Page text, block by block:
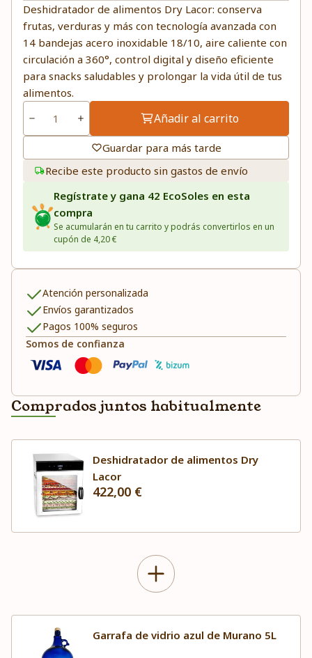
Deshidratador de alimentos Dry Lacor: conserva
frutas, verduras y más con tecnología avanzada con
14 bandejas acero inoxidable 18/10, aire caliente con
circulación a 360°, control digital y diseño eficiente
para snacks saludables y prolongar la vida útil de tus
alimentos.
Añadir al carrito
Guardar para más tarde
Recibe este producto sin gastos de envío
Regístrate y gana 42 EcoSoles en esta
compra
Se acumularán en tu carrito y podrás convertirlos en un
cupón de 4,20 €
Atención personalizada
Envíos garantizados
Pagos 100% seguros
Somos de confianza
Comprados juntos habitualmente
Deshidratador de alimentos Dry
Lacor
422,00 €
Garrafa de vidrio azul de Murano 5L